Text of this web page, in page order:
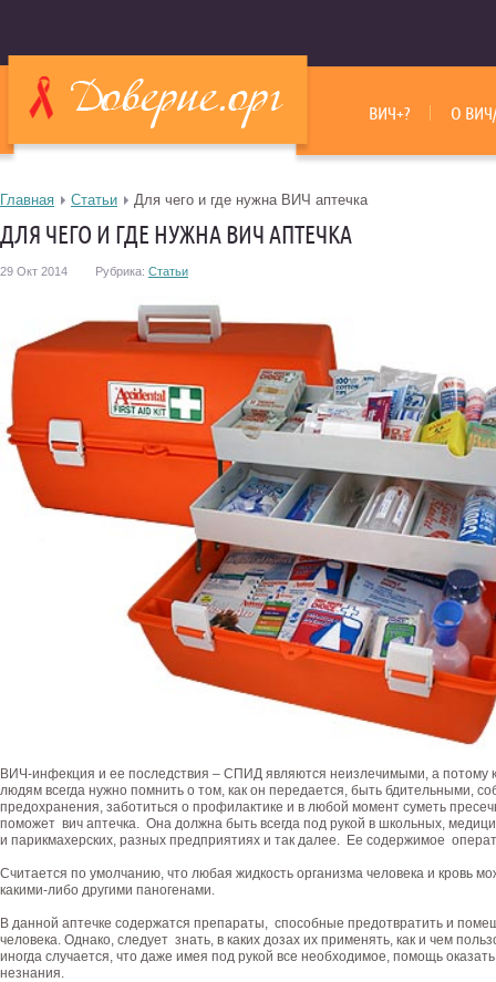
ВИЧ+? О
Главная Статьи Для чего и где нужна ВИЧ аптечка
ДЛЯ ЧЕГО И ГДЕ НУЖНА ВИЧ АПТЕЧКА
29 Окт 2014 Рубрика: Статьи
ВИЧ-инфекция и ее последствия – СПИД являются неизлечимыми, а потому
людям всегда нужно помнить о том, как он передается, быть бдительными,
предохранения, заботиться о профилактике и в любой момент суметь
поможет вич аптечка. Она должна быть всегда под рукой в школьных,
и парикмахерских, разных предприятиях и так далее. Ее содержимое
Считается по умолчанию, что любая жидкость организма человека и кровь
какими-либо другими паногенами.
В данной аптечке содержатся препараты, способные предотвратить и
человека. Однако, следует знать, в каких дозах их применять, как и чем
иногда случается, что даже имея под рукой все необходимое, помощь
незнания.